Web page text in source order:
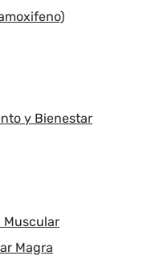
y Bienestar
Muscular
Magra